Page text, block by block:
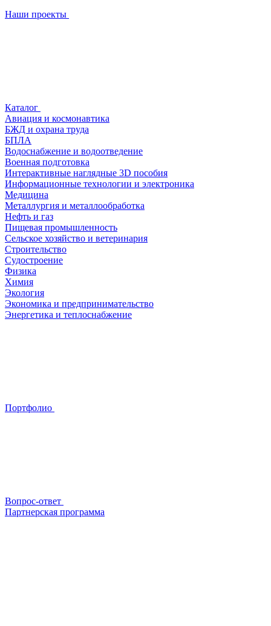
Наши проекты
Каталог
Авиация и космонавтика
БЖД и охрана труда
БПЛА
Водоснабжение и водоотведение
Военная подготовка
Интерактивные наглядные 3D пособия
Информационные технологии и электроника
Медицина
Металлургия и металлообработка
Нефть и газ
Пищевая промышленность
Сельское хозяйство и ветеринария
Строительство
Судостроение
Физика
Химия
Экология
Экономика и предпринимательство
Энергетика и теплоснабжение
Портфолио
Вопрос-ответ
Партнерская программа